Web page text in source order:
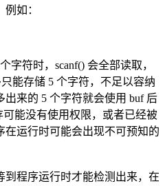
如：
字符时，scanf() 会全部读取，
能存储 5 个字符，不足以容纳
来的 5 个字符就会使用 buf 后
能没有使用权限，或者已经被
运行时可能会出现不可预知的
程序运行时才能检测出来，在